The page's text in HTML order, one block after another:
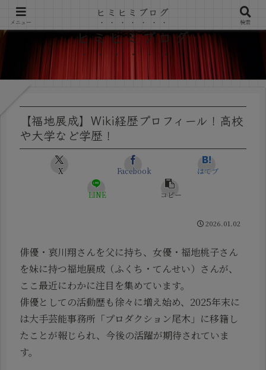
ヒミヒミブログ
【福地展成】Wiki経歴プロフィール！高校
や大学など学歴！
X Facebook はてブ
LINE コピー
2026.01.02
俳優・哀川翔さんを父に持ち、女優・福地桃子さん
を妹に持つ福地展成（ふくち・てんせい）さんが、
ここ最近にわかに注目を集めています。
俳優としての活動歴も徐々に増え始め、2025年末に
は大手芸能事務所「プロダクション尾木」に移籍し
たことが報じられ、今後の活躍が期待されていま
す。
メニュー
ヒミヒミブログ
検索